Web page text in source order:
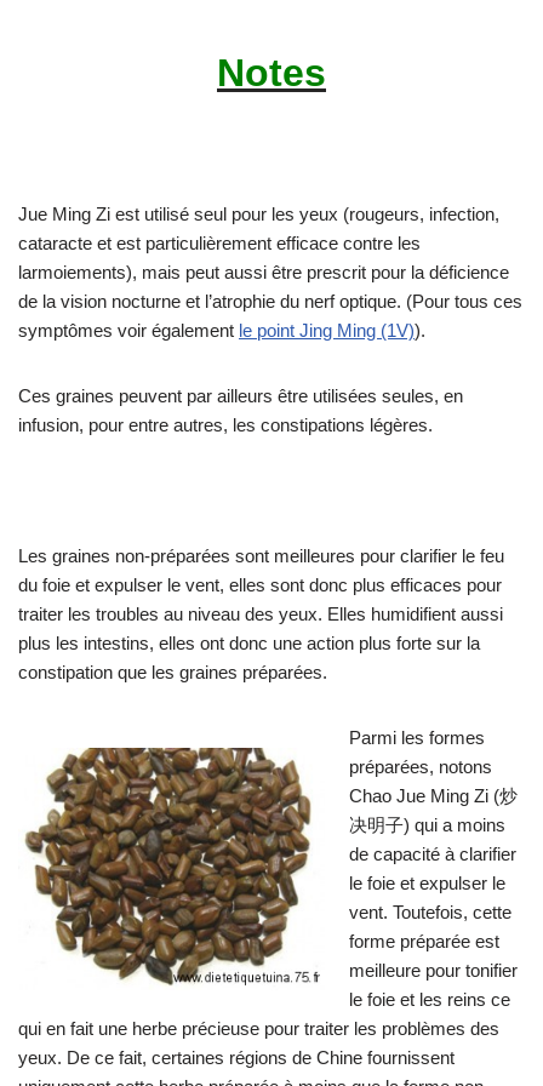
Notes
Jue Ming Zi est utilisé seul pour les yeux (rougeurs, infection,
cataracte et est particulièrement efficace contre les
larmoiements), mais peut aussi être prescrit pour la déficience
de la vision nocturne et l’atrophie du nerf optique. (Pour tous ces
symptômes voir également le point Jing Ming (1V)).
Ces graines peuvent par ailleurs être utilisées seules, en
infusion, pour entre autres, les constipations légères.
Les graines non-préparées sont meilleures pour clarifier le feu
du foie et expulser le vent, elles sont donc plus efficaces pour
traiter les troubles au niveau des yeux. Elles humidifient aussi
plus les intestins, elles ont donc une action plus forte sur la
constipation que les graines préparées.
Parmi les formes
préparées, notons
Chao Jue Ming Zi (炒
决明子) qui a moins
de capacité à clarifier
le foie et expulser le
vent. Toutefois, cette
forme préparée est
meilleure pour tonifier
le foie et les reins ce
qui en fait une herbe précieuse pour traiter les problèmes des
yeux. De ce fait, certaines régions de Chine fournissent